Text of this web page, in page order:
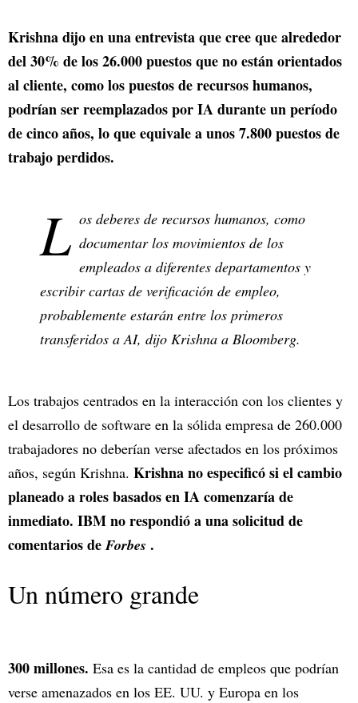
Krishna dijo en una entrevista que cree que alrededor
del 30% de los 26.000 puestos que no están orientados
al cliente, como los puestos de recursos humanos,
podrían ser reemplazados por IA durante un período
de cinco años, lo que equivale a unos 7.800 puestos de
trabajo perdidos.
L os deberes de recursos humanos, como
documentar los movimientos de los
empleados a diferentes departamentos y
escribir cartas de verificación de empleo,
probablemente estarán entre los primeros
transferidos a AI, dijo Krishna a Bloomberg.
Los trabajos centrados en la interacción con los clientes y
el desarrollo de software en la sólida empresa de 260.000
trabajadores no deberían verse afectados en los próximos
años, según Krishna. Krishna no especificó si el cambio
planeado a roles basados en IA comenzaría de
inmediato. IBM no respondió a una solicitud de
comentarios deForbes .
Un número grande
300 millones. Esa es la cantidad de empleos que podrían
verse amenazados en los EE. UU. y Europa en los